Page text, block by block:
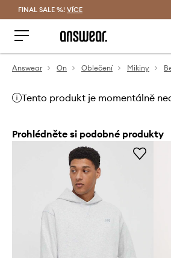
FINAL SALE %! VÍCE
Answear On Oblečení Mikiny
Tento produkt je momentálně
Prohlédněte si podobné produkty